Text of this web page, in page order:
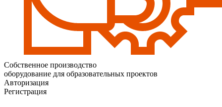
Собственное производство
оборудование для образовательных проектов
Авторизация
Регистрация